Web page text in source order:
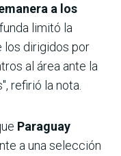
a los
limitó la
los dirigidos por
al área ante la
refirió la nota.
Paraguay
a una selección